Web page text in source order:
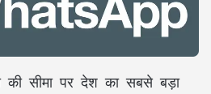
की सीमा पर देश का सबसे बड़ा